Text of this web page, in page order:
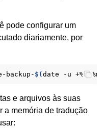
pode configurar um
diariamente, por
backup-$(date -u +%Y-%m-
e arquivos às suas
a memória de tradução